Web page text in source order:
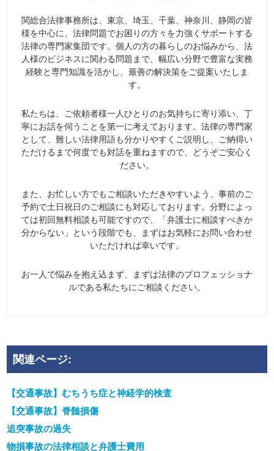
関総合法律事務所は、東京、埼玉、千葉、神奈川、静岡の皆
様を中心に、法律問題でお困りの方々を力強くサポートする
法律の専門家集団です。個人の方の暮らしのお悩みから、法
人様のビジネスに関わる問題まで、幅広い分野で豊富な実務
経験と専門知識を活かし、最善の解決策をご提案いたしま
す。
私たちは、ご依頼者様一人ひとりのお気持ちに寄り添い、丁
寧にお話を伺うことを第一に考えております。法律の専門家
として、難しい法律用語も分かりやすくご説明し、ご納得い
ただけるまで何度でも対話を重ねますので、どうぞご安心く
ださい。
また、お忙しい方でもご相談いただきやすいよう、事前のご
予約で土日祝日のご相談にも対応しております。分野によっ
ては初回無料相談も可能ですので、「弁護士に相談すべきか
分からない」という段階でも、まずはお気軽にお問い合わせ
いただければ幸いです。
お一人で悩みを抱え込まず、まずは法律のプロフェッショナ
ルである私たちにご相談ください。
関連ページ:
【交通事故】むちうち症と神経学的検査
【交通事故】脊髄損傷
追突事故の過失
物損事故の法律相談と弁護士費用